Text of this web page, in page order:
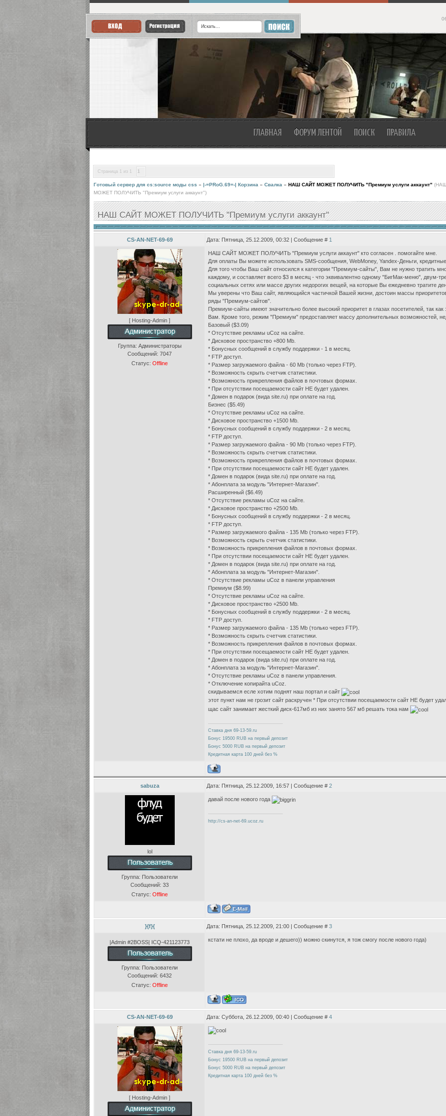
ГЛАВНАЯ ФОРУМ ЛЕНТОЙ ПОИСК ПРАВИЛА
Страница 1 из 1 1
Готовый сервер для cs:source моды css » |-=PRoG.69=-| Корзина » Свалка » НАШ САЙТ МОЖЕТ ПОЛУЧИТЬ "Премиум услуги аккаунт"
МОЖЕТ ПОЛУЧИТЬ "Премиум услуги аккаунт")
НАШ САЙТ МОЖЕТ ПОЛУЧИТЬ "Премиум услуги аккаунт"
CS-AN-NET-69-69 Дата: Пятница, 25.12.2009, 00:32 | Сообщение # 1
[ Hosting-Admin ]
Группа: Администраторы
Сообщений: 7047
Статус: Offline
НАШ САЙТ МОЖЕТ ПОЛУЧИТЬ "Премиум услуги аккаунт" кто согласен . помогайте мне.
Для оплаты Вы можете использовать SMS-сообщения, WebMoney, Yandex-Деньги,
Для того чтобы Ваш сайт относился к категории "Премиум-сайты", Вам не нужно тратить
каждому, и составляет всего $3 в месяц - что эквивалентно одному "БигМак-меню", двум-
социальных сетях или массе других недорогих вещей, на которые Вы ежедневно тратите
Мы уверены что Ваш сайт, являющийся частичкой Вашей жизни, достоин массы
ряды "Премиум-сайтов".
Премиум-сайты имеют значительно более высокий приоритет в глазах посетителей, так как
Вам. Кроме того, режим "Премиум" предоставляет массу дополнительных возможностей,
Базовый ($3.09)
* Отсутствие рекламы uCoz на сайте.
* Дисковое пространство +800 Mb.
* Бонусных сообщений в службу поддержки - 1 в месяц.
* FTP доступ.
* Размер загружаемого файла - 60 Mb (только через FTP).
* Возможность скрыть счетчик статистики.
* Возможность прикрепления файлов в почтовых формах.
* При отсутствии посещаемости сайт НЕ будет удален.
* Домен в подарок (вида site.ru) при оплате на год.
Бизнес ($5.49)
* Отсутствие рекламы uCoz на сайте.
* Дисковое пространство +1500 Mb.
* Бонусных сообщений в службу поддержки - 2 в месяц.
* FTP доступ.
* Размер загружаемого файла - 90 Mb (только через FTP).
* Возможность скрыть счетчик статистики.
* Возможность прикрепления файлов в почтовых формах.
* При отсутствии посещаемости сайт НЕ будет удален.
* Домен в подарок (вида site.ru) при оплате на год.
* Абонплата за модуль "Интернет-Магазин".
Расширенный ($6.49)
* Отсутствие рекламы uCoz на сайте.
* Дисковое пространство +2500 Mb.
* Бонусных сообщений в службу поддержки - 2 в месяц.
* FTP доступ.
* Размер загружаемого файла - 135 Mb (только через FTP).
* Возможность скрыть счетчик статистики.
* Возможность прикрепления файлов в почтовых формах.
* При отсутствии посещаемости сайт НЕ будет удален.
* Домен в подарок (вида site.ru) при оплате на год.
* Абонплата за модуль "Интернет-Магазин".
* Отсутствие рекламы uCoz в панели управления
Премиум ($8.99)
* Отсутствие рекламы uCoz на сайте.
* Дисковое пространство +2500 Mb.
* Бонусных сообщений в службу поддержки - 2 в месяц.
* FTP доступ.
* Размер загружаемого файла - 135 Mb (только через FTP).
* Возможность скрыть счетчик статистики.
* Возможность прикрепления файлов в почтовых формах.
* При отсутствии посещаемости сайт НЕ будет удален.
* Домен в подарок (вида site.ru) при оплате на год.
* Абонплата за модуль "Интернет-Магазин".
* Отсутствие рекламы uCoz в панели управления.
* Отключение копирайта uCoz.
скидываемся есле хотим поднят наш портал и сайт
этот пункт нам не грозит сайт раскручен * При отсутствии посещаемости сайт НЕ будет
щас сайт занимает жесткий диск-617мб из них занято 567 мб решать тока нам
Ставка дня 69-13-59.ru
Бонус 19500 RUB на первый депозит
Бонус 5000 RUB на первый депозит
Кредитная карта 100 дней без %
sabuza Дата: Пятница, 25.12.2009, 16:57 | Сообщение # 2
lol
Группа: Пользователи
Сообщений: 33
Статус: Offline
давай после нового года
http://cs-an-net-69.ucoz.ru
}{f}{ Дата: Пятница, 25.12.2009, 21:00 | Сообщение # 3
|Admin #2BOSS| ICQ-421123773
Группа: Пользователи
Сообщений: 6432
Статус: Offline
кстати не плохо, да вроде и дешего)) можно скинутся, я тож смогу после нового года)
CS-AN-NET-69-69 Дата: Суббота, 26.12.2009, 00:40 | Сообщение # 4
[ Hosting-Admin ]
Ставка дня 69-13-59.ru
Бонус 19500 RUB на первый депозит
Бонус 5000 RUB на первый депозит
Кредитная карта 100 дней без %